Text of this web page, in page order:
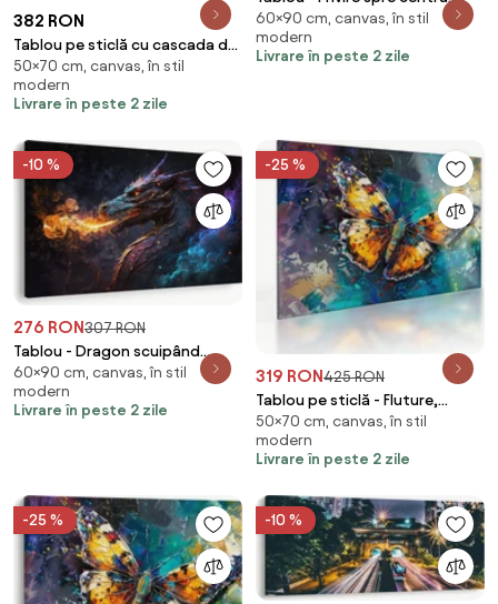
382 RON
Tablou pe sticlă cu cascada de
pădure (70x50 cm)
50×70 cm, canvas, în stil
modern
Livrare în peste 2 zile
(90x60 cm)
60×90 cm, canvas, în stil
modern
Livrare în peste 2 zile
-10 %
276 RON307 RON
Tablou - Dragon scuipând
flăcări (90x60 cm)
60×90 cm, canvas, în stil
modern
Livrare în peste 2 zile
-25 %
319 RON425 RON
Tablou pe sticlă - Fluture,
pictură în ulei (70x50 cm)
50×70 cm, canvas, în stil
modern
Livrare în peste 2 zile
-25 % -10 %